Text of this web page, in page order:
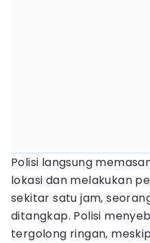
Polisi langsung
lokasi dan melakukan
sekitar satu jam,
ditangkap. Polisi
tergolong ringan,